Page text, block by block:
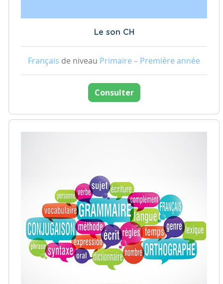
Le son CH
Français de niveau Primaire – Première année
Consulter